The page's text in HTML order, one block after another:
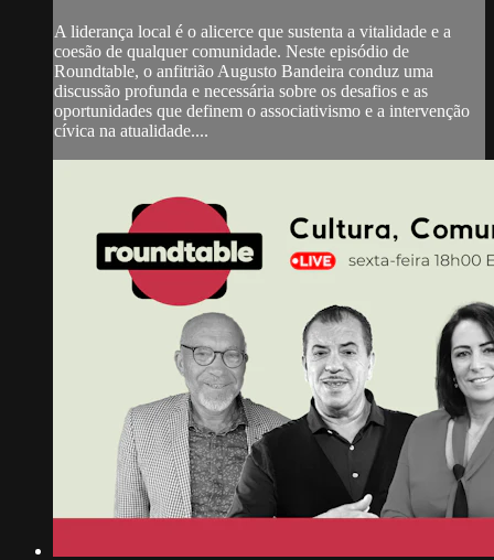
A liderança local é o alicerce que sustenta a vitalidade e a
coesão de qualquer comunidade. Neste episódio de
Roundtable, o anfitrião Augusto Bandeira conduz uma
discussão profunda e necessária sobre os desafios e as
oportunidades que definem o associativismo e a intervenção
cívica na atualidade....